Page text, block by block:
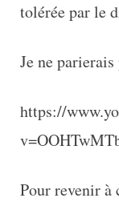
tolérée par le
Je ne parierais
https://
Pour revenir à